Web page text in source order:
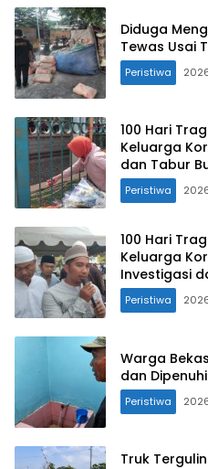
Diduga
Tewas Usai
Peristiwa
100 Hari
Keluarga
dan Tabur
Peristiwa
100 Hari
Keluarga
Investigasi
Peristiwa
Warga
dan
Peristiwa
Truk